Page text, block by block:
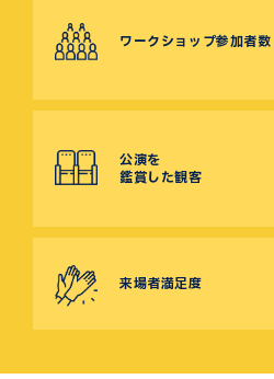
ワークショップ参加者数
公演を
鑑賞した観客
来場者満足度